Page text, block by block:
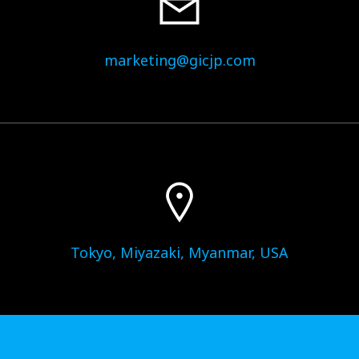
marketing@gicjp.com
Tokyo, Miyazaki, Myanmar, USA